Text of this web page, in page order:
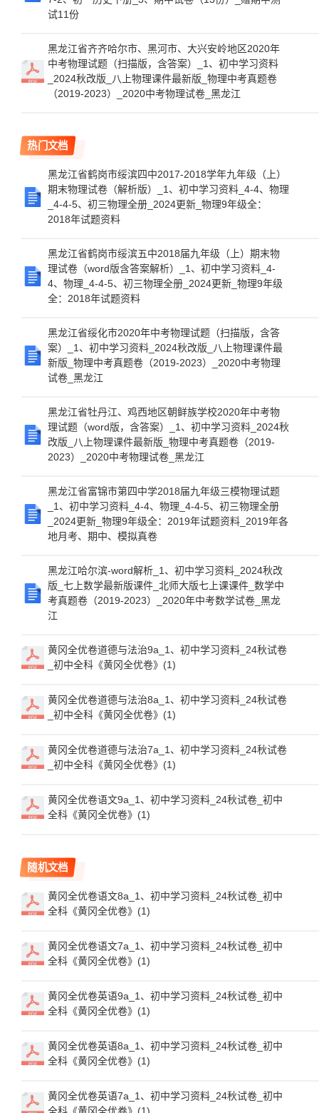
试11份
黑龙江省齐齐哈尔市、黑河市、大兴安岭地区2020年
中考物理试题（扫描版，含答案）_1、初中学习资料
_2024秋改版_八上物理课件最新版_物理中考真题卷
（2019-2023）_2020中考物理试卷_黑龙江
热门文档
黑龙江省鹤岗市绥滨四中2017-2018学年九年级（上）
期末物理试卷（解析版）_1、初中学习资料_4-4、物理
_4-4-5、初三物理全册_2024更新_物理9年级全：
2018年试题资料
黑龙江省鹤岗市绥滨五中2018届九年级（上）期末物
理试卷（word版含答案解析）_1、初中学习资料_4-
4、物理_4-4-5、初三物理全册_2024更新_物理9年级
全：2018年试题资料
黑龙江省绥化市2020年中考物理试题（扫描版，含答
案）_1、初中学习资料_2024秋改版_八上物理课件最
新版_物理中考真题卷（2019-2023）_2020中考物理
试卷_黑龙江
黑龙江省牡丹江、鸡西地区朝鲜族学校2020年中考物
理试题（word版，含答案）_1、初中学习资料_2024秋
改版_八上物理课件最新版_物理中考真题卷（2019-
2023）_2020中考物理试卷_黑龙江
黑龙江省富锦市第四中学2018届九年级三模物理试题
_1、初中学习资料_4-4、物理_4-4-5、初三物理全册
_2024更新_物理9年级全：2019年试题资料_2019年各
地月考、期中、模拟真卷
黑龙江哈尔滨-word解析_1、初中学习资料_2024秋改
版_七上数学最新版课件_北师大版七上课课件_数学中
考真题卷（2019-2023）_2020年中考数学试卷_黑龙
江
黄冈全优卷道德与法治9a_1、初中学习资料_24秋试卷
_初中全科《黄冈全优卷》(1)
黄冈全优卷道德与法治8a_1、初中学习资料_24秋试卷
_初中全科《黄冈全优卷》(1)
黄冈全优卷道德与法治7a_1、初中学习资料_24秋试卷
_初中全科《黄冈全优卷》(1)
黄冈全优卷语文9a_1、初中学习资料_24秋试卷_初中
全科《黄冈全优卷》(1)
随机文档
黄冈全优卷语文8a_1、初中学习资料_24秋试卷_初中
全科《黄冈全优卷》(1)
黄冈全优卷语文7a_1、初中学习资料_24秋试卷_初中
全科《黄冈全优卷》(1)
黄冈全优卷英语9a_1、初中学习资料_24秋试卷_初中
全科《黄冈全优卷》(1)
黄冈全优卷英语8a_1、初中学习资料_24秋试卷_初中
全科《黄冈全优卷》(1)
黄冈全优卷英语7a_1、初中学习资料_24秋试卷_初中